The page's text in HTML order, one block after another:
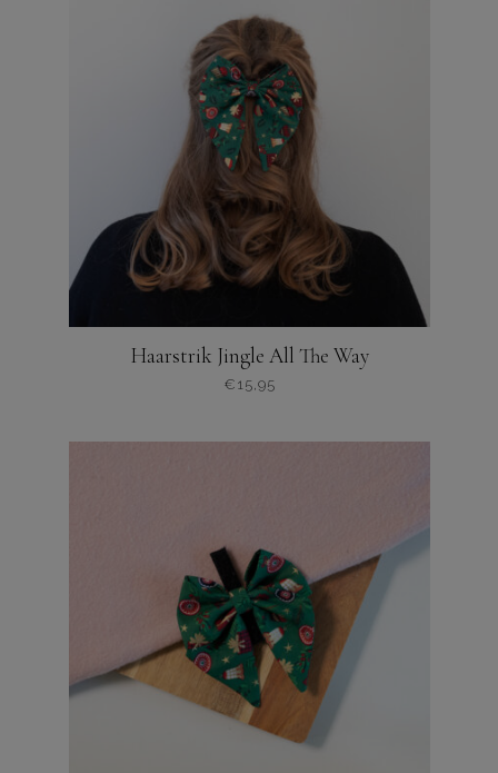
Haarstrik Jingle All The Way
€ 15,95